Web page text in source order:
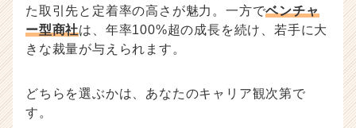
た取引先と定着率の高さが魅力。一方でベンチャ
ー型商社は、年率100%超の成長を続け、若手に大
きな裁量が与えられます。
どちらを選ぶかは、あなたのキャリア観次第で
す。